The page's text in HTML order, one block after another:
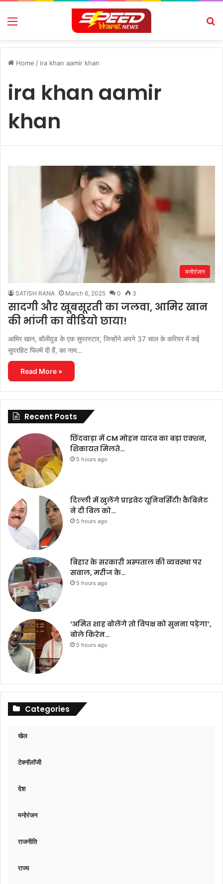
Menu
Home / ira khan aamir khan
ira khan aamir
khan
मनोरंजन
SATISH RANA March 6, 2025 0 3
सादगी और खूबसूरती का जलवा, आमिर खान
की भांजी का वीडियो छाया!
आमिर खान, बॉलीवुड के एक सुपरस्टार, जिन्होंने अपने 37 साल के करियर में कई
सुपरहिट फिल्में दी हैं, का नाम…
Read More »
Recent Posts
छिंदवाड़ा में CM मोहन यादव का बड़ा एक्शन,
शिकायत मिलते…
5 hours ago
दिल्ली में खुलेंगे प्राइवेट यूनिवर्सिटी! कैबिनेट
ने दी बिल को…
5 hours ago
बिहार के सरकारी अस्पताल की व्यवस्था पर
सवाल, मरीज के…
5 hours ago
‘अमित शाह बोलेंगे तो विपक्ष को सुनना पड़ेगा’,
बोले किरेन…
5 hours ago
Categories
खेल
टेक्नॉलॉजी
देश
मनोरंजन
राजनीति
राज्य